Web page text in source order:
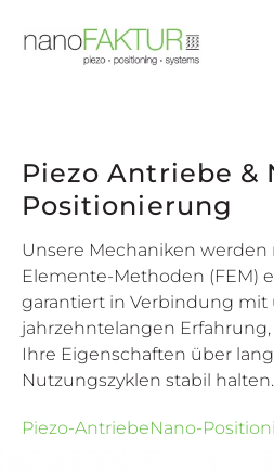
Piezo Antriebe &
Positionierung
Unsere Mechaniken werden
Elemente-Methoden (FEM)
garantiert in Verbindung mit
jahrzehntelangen
Ihre Eigenschaften über
Nutzungszyklen stabil halten.
Piezo-AntriebeNano-